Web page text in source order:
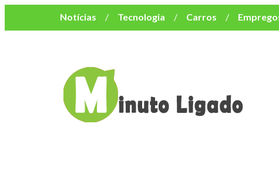
Notícias Tecnologia Carros
Mulher
Bem-Estar Negócios
Música